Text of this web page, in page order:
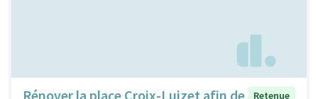
Rénover la place Croix-Luizet afin de
Retenue